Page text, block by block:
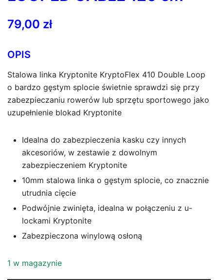
79,00 zł
OPIS
Stalowa linka Kryptonite KryptoFlex 410 Double Loop
o bardzo gęstym splocie świetnie sprawdzi się przy
zabezpieczaniu rowerów lub sprzętu sportowego jako
uzupełnienie blokad Kryptonite
Idealna do zabezpieczenia kasku czy innych
akcesoriów, w zestawie z dowolnym
zabezpieczeniem Kryptonite
10mm stalowa linka o gęstym splocie, co znacznie
utrudnia cięcie
Podwójnie zwinięta, idealna w połączeniu z u-
lockami Kryptonite
Zabezpieczona winylową osłoną
1 w magazynie